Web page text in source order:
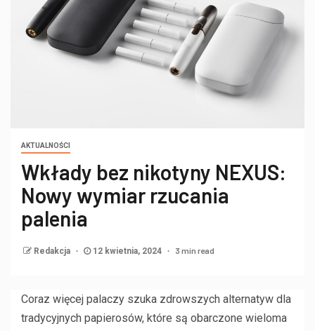
AKTUALNOŚCI
Wkłady bez nikotyny NEXUS:
Nowy wymiar rzucania
palenia
Redakcja 12 kwietnia, 2024 3 min read
Coraz więcej palaczy szuka zdrowszych alternatyw dla
tradycyjnych papierosów, które są obarczone wieloma